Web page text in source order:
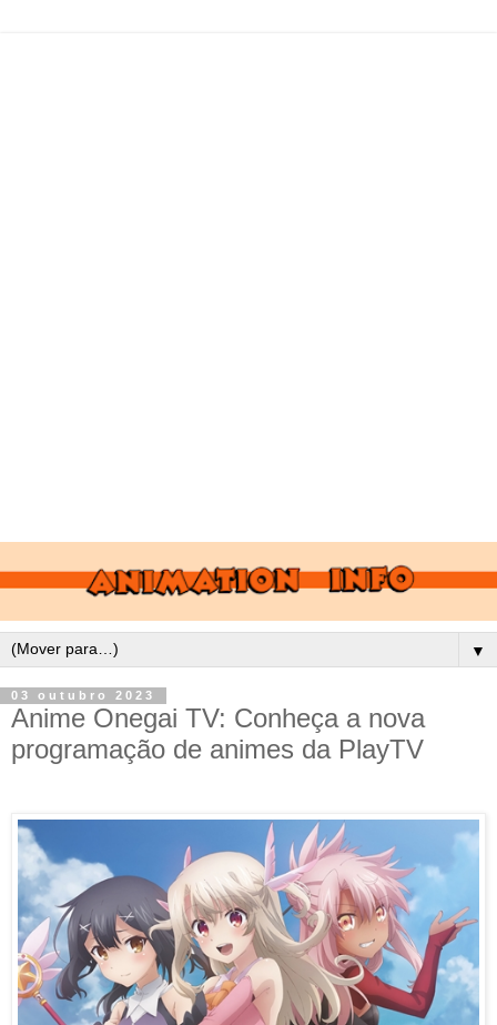
▼
03 outubro 2023
Anime Onegai TV: Conheça a nova
programação de animes da PlayTV